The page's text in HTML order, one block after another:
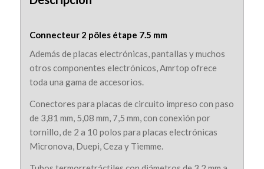
Connecteur 2 pôles étape 7.5 mm
Además de placas electrónicas, pantallas y muchos
otros componentes electrónicos, Amrtop ofrece
toda una gama de accesorios.
Conectores para placas de circuito impreso con paso
de 3,81 mm, 5,08 mm, 7,5 mm, con conexión por
tornillo, de 2 a 10 polos para placas electrónicas
Micronova, Duepi, Ceza y Tiemme.